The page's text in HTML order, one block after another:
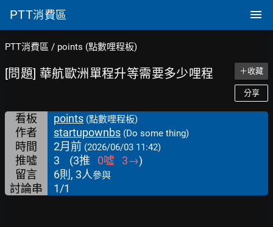
PTT消費區
PTT消費區 / points (點數哩程板)
[問題] 華航歐洲單程升等需要多少哩程 ＋收藏
分享
看板 points (點數哩程板)
作者 startupownbs (Do some thing)
時間 2月前 (2026/06/03 11:42)
推噓 3 (3推 0噓 3→)
留言
6則, 3人參與
討論串 1/1